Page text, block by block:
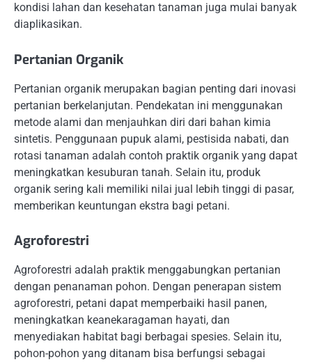
kondisi lahan dan kesehatan tanaman juga mulai banyak
diaplikasikan.
Pertanian Organik
Pertanian organik merupakan bagian penting dari inovasi
pertanian berkelanjutan. Pendekatan ini menggunakan
metode alami dan menjauhkan diri dari bahan kimia
sintetis. Penggunaan pupuk alami, pestisida nabati, dan
rotasi tanaman adalah contoh praktik organik yang dapat
meningkatkan kesuburan tanah. Selain itu, produk
organik sering kali memiliki nilai jual lebih tinggi di pasar,
memberikan keuntungan ekstra bagi petani.
Agroforestri
Agroforestri adalah praktik menggabungkan pertanian
dengan penanaman pohon. Dengan penerapan sistem
agroforestri, petani dapat memperbaiki hasil panen,
meningkatkan keanekaragaman hayati, dan
menyediakan habitat bagi berbagai spesies. Selain itu,
pohon-pohon yang ditanam bisa berfungsi sebagai